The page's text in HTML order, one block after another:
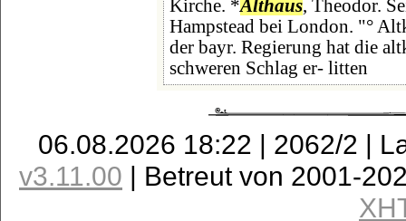
Kirche. *Althaus, Theodor.
Hampstead bei London. "°
der bayr. Regierung hat die
schweren Schlag er- litten
06.08.2026 18:22 | 2062/2 |
v3.11.00 | Betreut von 2001-